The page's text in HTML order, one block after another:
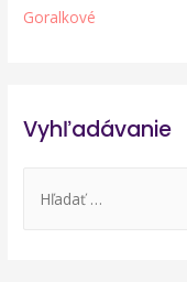
Goralkové
Vyhľadávanie